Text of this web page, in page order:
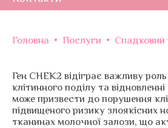
Головна • Послуги • Спадковий
Ген CHEK2 відіграє важливу
клітинного поділу та
може призвести до порушення
підвищеного ризику злоякісних
тканинах молочної залози, що